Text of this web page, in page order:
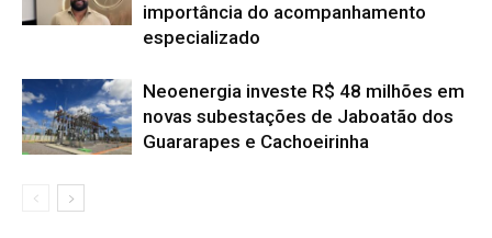
importância do acompanhamento
especializado
Neoenergia investe R$ 48 milhões em
novas subestações de Jaboatão dos
Guararapes e Cachoeirinha